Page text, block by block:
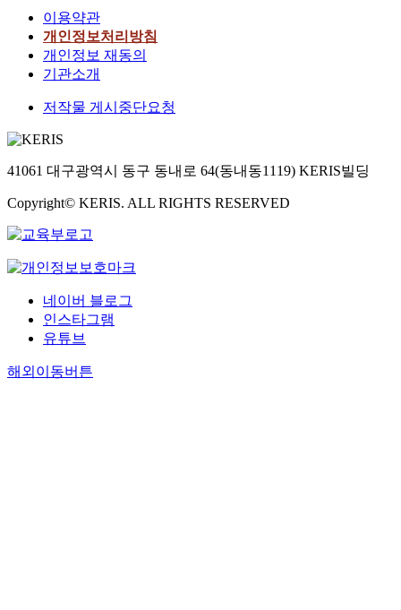
이용약관
개인정보처리방침
개인정보 재동의
기관소개
저작물 게시중단요청
41061 대구광역시 동구 동내로 64(동내동1119) KERIS빌딩
Copyright© KERIS. ALL RIGHTS RESERVED
네이버 블로그
인스타그램
유튜브
해외이동버튼